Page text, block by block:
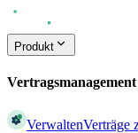
Produkt
Vertragsmanagement
VerwaltenVerträge